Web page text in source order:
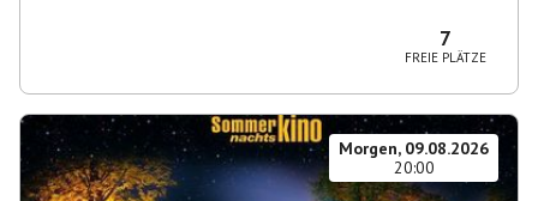
7
FREIE PLÄTZE
Morgen, 09.08.2026
20:00